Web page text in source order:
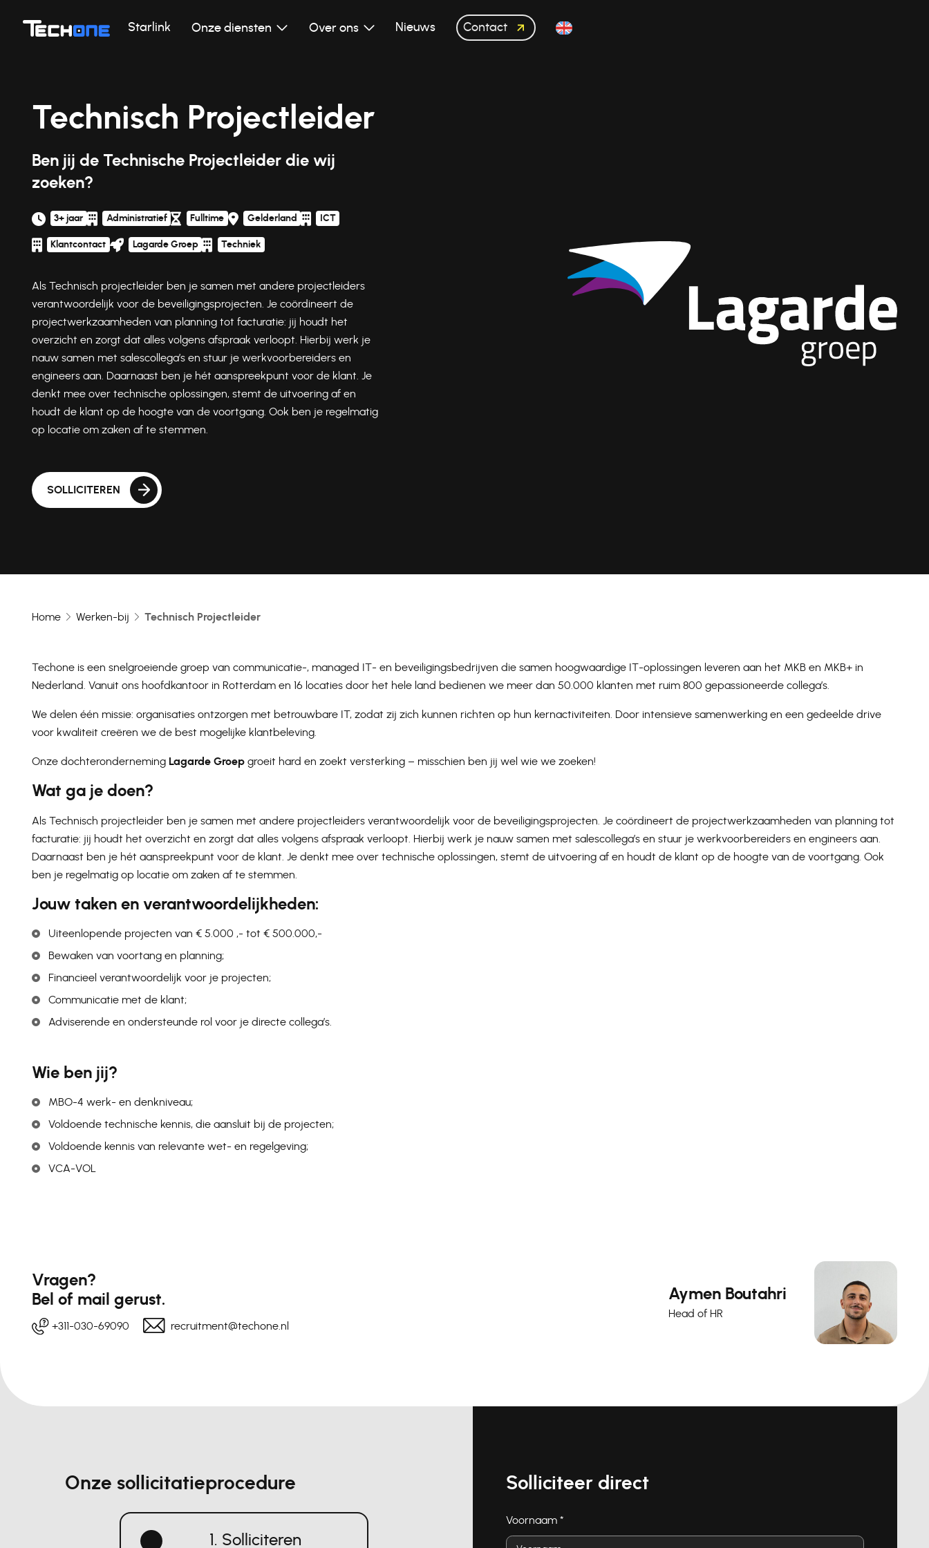
Starlink Onze diensten Over ons Nieuws Contact
Technisch Projectleider
Ben jij de Technische Projectleider die wij
zoeken?
3+ jaar Administratief Fulltime Gelderland ICT
Klantcontact Lagarde Groep Techniek
Als Technisch projectleider ben je samen met andere projectleiders
verantwoordelijk voor de beveiligingsprojecten. Je coördineert de
projectwerkzaamheden van planning tot facturatie: jij houdt het
overzicht en zorgt dat alles volgens afspraak verloopt. Hierbij werk je
nauw samen met salescollega’s en stuur je werkvoorbereiders en
engineers aan. Daarnaast ben je hét aanspreekpunt voor de klant. Je
denkt mee over technische oplossingen, stemt de uitvoering af en
houdt de klant op de hoogte van de voortgang. Ook ben je regelmatig
op locatie om zaken af te stemmen.
SOLLICITEREN
Home Werken-bij Technisch Projectleider
Techone is een snelgroeiende groep van communicatie-, managed IT- en beveiligingsbedrijven die samen hoogwaardige IT-oplossingen leveren aan het MKB en MKB+ in
Nederland. Vanuit ons hoofdkantoor in Rotterdam en 16 locaties door het hele land bedienen we meer dan 50.000 klanten met ruim 800 gepassioneerde collega’s.
We delen één missie: organisaties ontzorgen met betrouwbare IT, zodat zij zich kunnen richten op hun kernactiviteiten. Door intensieve samenwerking en een gedeelde drive
voor kwaliteit creëren we de best mogelijke klantbeleving.
Onze dochteronderneming Lagarde Groep groeit hard en zoekt versterking – misschien ben jij wel wie we zoeken!
Wat ga je doen?
Als Technisch projectleider ben je samen met andere projectleiders verantwoordelijk voor de beveiligingsprojecten. Je coördineert de projectwerkzaamheden van planning tot
facturatie: jij houdt het overzicht en zorgt dat alles volgens afspraak verloopt. Hierbij werk je nauw samen met salescollega’s en stuur je werkvoorbereiders en engineers aan.
Daarnaast ben je hét aanspreekpunt voor de klant. Je denkt mee over technische oplossingen, stemt de uitvoering af en houdt de klant op de hoogte van de voortgang. Ook
ben je regelmatig op locatie om zaken af te stemmen.
Jouw taken en verantwoordelijkheden:
Uiteenlopende projecten van € 5.000 ,- tot € 500.000,-
Bewaken van voortang en planning;
Financieel verantwoordelijk voor je projecten;
Communicatie met de klant;
Adviserende en ondersteunde rol voor je directe collega’s.
Wie ben jij?
MBO-4 werk- en denkniveau;
Voldoende technische kennis, die aansluit bij de projecten;
Voldoende kennis van relevante wet- en regelgeving;
VCA-VOL
Vragen?
Bel of mail gerust.
+311-030-69090 recruitment@techone.nl
Aymen Boutahri
Head of HR
Onze sollicitatieprocedure
1. Solliciteren
Solliciteer direct
Voornaam *